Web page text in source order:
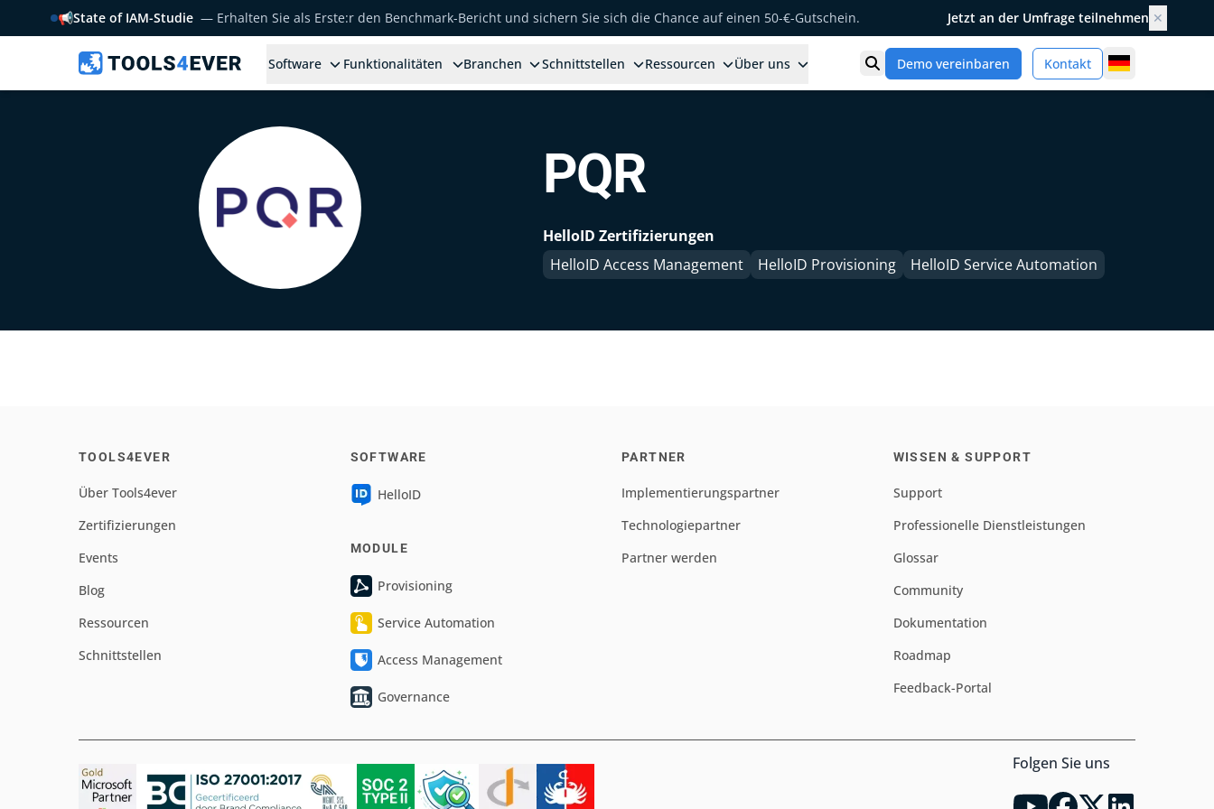
📢State of IAM-Studie — Erhalten Sie als Erste:r den Benchmark-Bericht und sichern Sie sich die Chance auf einen 50-€-Gutschein. Jetzt an der Umfrage teilnehmen ✕
Software Funktionalitäten Branchen Schnittstellen Ressourcen Über uns Suche öffnen
Demo vereinbaren Kontakt Germany
PQR
HelloID Zertifizierungen
HelloID Access Management
HelloID Provisioning HelloID Service Automation
TOOLS4EVER
Über Tools4ever
Zertifizierungen
Events
Blog
Ressourcen
Schnittstellen
SOFTWARE
HelloID
MODULE
Provisioning
Service Automation
Access Management
Governance
PARTNER
Implementierungspartner
Technologiepartner
Partner werden
WISSEN & SUPPORT
Support
Professionelle Dienstleistungen
Glossar
Community
Dokumentation
Roadmap
Feedback-Portal
Folgen Sie uns